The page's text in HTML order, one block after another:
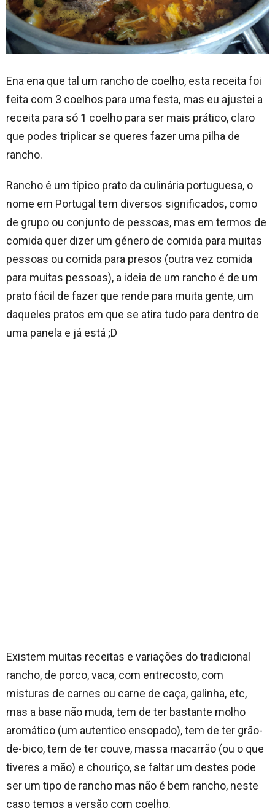
Ena ena que tal um rancho de coelho, esta receita foi
feita com 3 coelhos para uma festa, mas eu ajustei a
receita para só 1 coelho para ser mais prático, claro
que podes triplicar se queres fazer uma pilha de
rancho.
Rancho é um típico prato da culinária portuguesa, o
nome em Portugal tem diversos significados, como
de grupo ou conjunto de pessoas, mas em termos de
comida quer dizer um género de comida para muitas
pessoas ou comida para presos (outra vez comida
para muitas pessoas), a ideia de um rancho é de um
prato fácil de fazer que rende para muita gente, um
daqueles pratos em que se atira tudo para dentro de
uma panela e já está ;D
Existem muitas receitas e variações do tradicional
rancho, de porco, vaca, com entrecosto, com
misturas de carnes ou carne de caça, galinha, etc,
mas a base não muda, tem de ter bastante molho
aromático (um autentico ensopado), tem de ter grão-
de-bico, tem de ter couve, massa macarrão (ou o que
tiveres a mão) e chouriço, se faltar um destes pode
ser um tipo de rancho mas não é bem rancho, neste
caso temos a versão com coelho.